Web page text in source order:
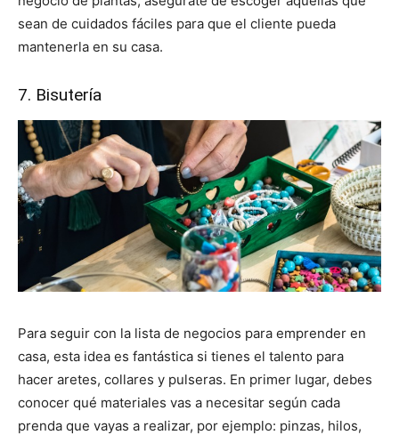
sean de cuidados fáciles para que el cliente pueda
mantenerla en su casa.
7. Bisutería
Para seguir con la lista de negocios para emprender en
casa, esta idea es fantástica si tienes el talento para
hacer aretes, collares y pulseras. En primer lugar, debes
conocer qué materiales vas a necesitar según cada
prenda que vayas a realizar, por ejemplo: pinzas, hilos,